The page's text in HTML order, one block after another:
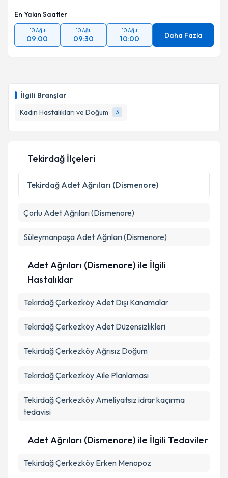
İlgili Branşlar
Kadın Hastalıkları ve Doğum
3
En Yakın Saatler
10 Ağu
09:00
10 Ağu
09:30
10 Ağu
10:00 Daha Fazla
Tekirdağ İlçeleri
Tekirdağ Adet Ağrıları (Dismenore)
Çorlu Adet Ağrıları (Dismenore)
Süleymanpaşa Adet Ağrıları (Dismenore)
Adet Ağrıları (Dismenore) ile İlgili
Hastalıklar
Tekirdağ Çerkezköy Adet Dışı Kanamalar
Tekirdağ Çerkezköy Adet Düzensizlikleri
Tekirdağ Çerkezköy Ağrısız Doğum
Tekirdağ Çerkezköy Aile Planlaması
Tekirdağ Çerkezköy Ameliyatsız idrar kaçırma
tedavisi
Adet Ağrıları (Dismenore) ile İlgili Tedaviler
Tekirdağ Çerkezköy Erken Menopoz